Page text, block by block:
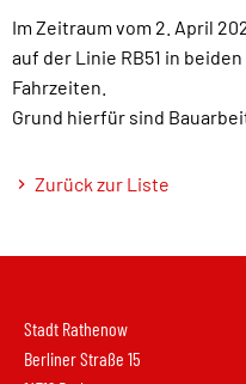
Im Zeitraum vom 2. April
auf der Linie RB51 in
Fahrzeiten.
Grund hierfür sind
Zurück zur Liste
Stadt Rathenow
Berliner Straße 15